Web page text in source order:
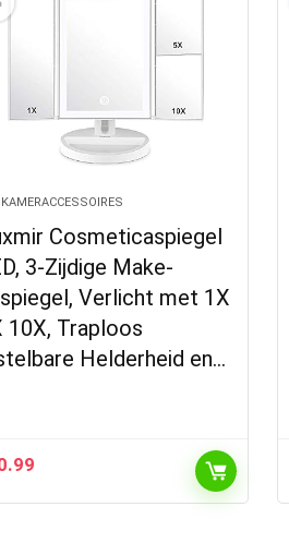
Cosmeticaspiegel
3-Zijdige Make-
Verlicht met 1X
10X, Traploos
Helderheid en…